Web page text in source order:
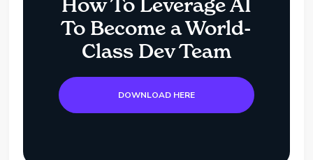
To Become a World-
Class Dev Team
DOWNLOAD HERE